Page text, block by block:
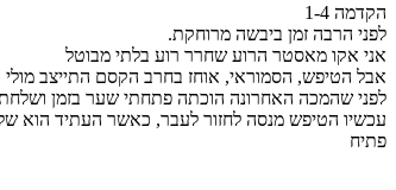
הקדמה 1-4
לפני הרבה זמן ביבשה מרוחקת.
אני אקו מאסטר הרוע שחרר רוע בלתי מבוטל
אבל הטיפש, הסמוראי, אוחז בחרב הקסם התייצב מולי
לפני שהמכה האחרונה הוכתה פתחתי שער בזמן
עכשיו הטיפש מנסה לחזור לעבר, כאשר העתיד הוא
פתיח